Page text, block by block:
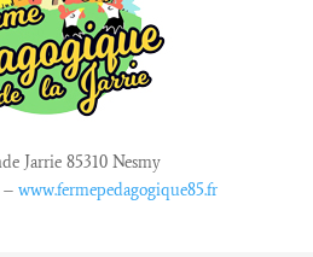
Jarrie 85310 Nesmy
– www.fermepedagogique85.fr